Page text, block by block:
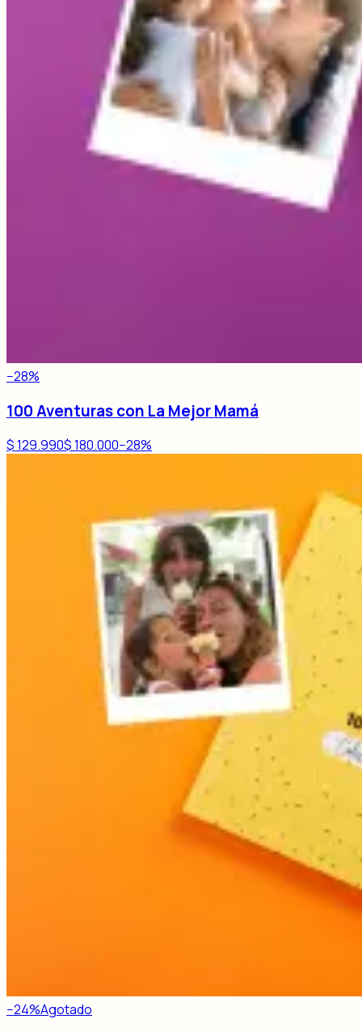
−28%
100 Aventuras con La Mejor Mamá
$ 129.990$ 180.000−28%
−24%Agotado